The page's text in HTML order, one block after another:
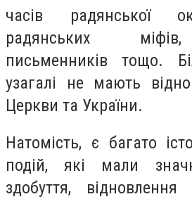
часів радянської
радянських
письменників тощо.
узагалі не мають
Церкви та України.
Натомість, є багато
подій, які мали
здобуття,